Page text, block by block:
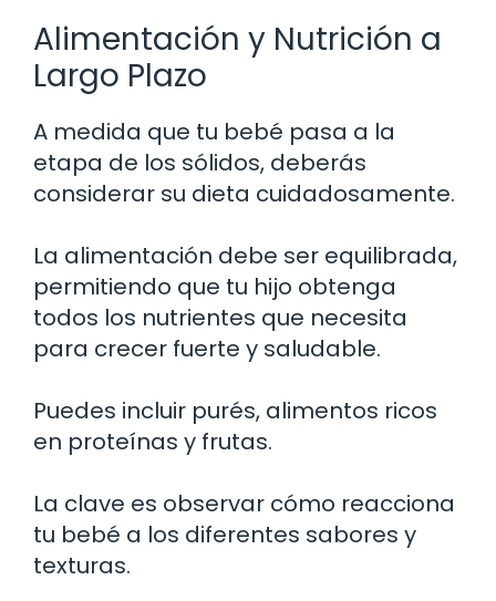
Alimentación y Nutrición a
Largo Plazo
A medida que tu bebé pasa a la
etapa de los sólidos, deberás
considerar su dieta cuidadosamente.
La alimentación debe ser equilibrada,
permitiendo que tu hijo obtenga
todos los nutrientes que necesita
para crecer fuerte y saludable.
Puedes incluir purés, alimentos ricos
en proteínas y frutas.
La clave es observar cómo reacciona
tu bebé a los diferentes sabores y
texturas.